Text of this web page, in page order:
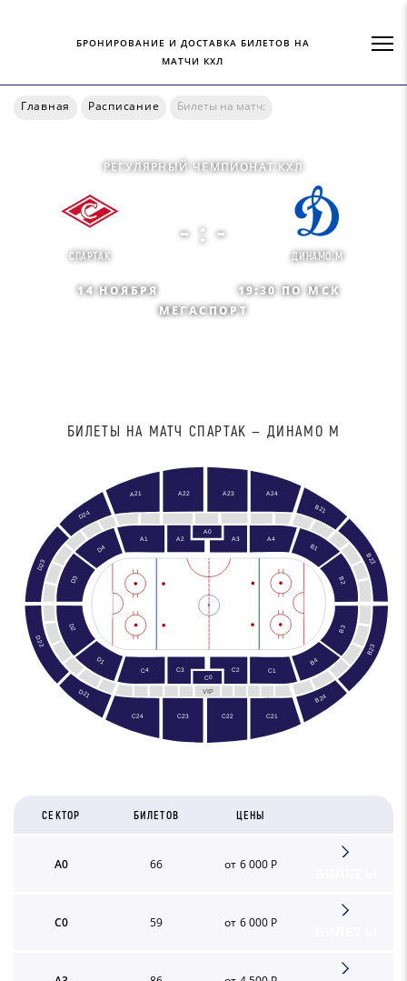
БРОНИРОВАНИЕ И ДОСТАВКА БИЛЕТОВ НА
МАТЧИ КХЛ
Главная Расписание Билеты на матч:
РЕГУЛЯРНЫЙ ЧЕМПИОНАТ КХЛ
СПАРТАК
- : -
ДИНАМО М
14 НОЯБРЯ
19:30 ПО МСК
МЕГАСПОРТ
БИЛЕТЫ НА МАТЧ СПАРТАК — ДИНАМО М
B23
B24
C21
C1
A4
B1
B2
A3
A2
A0
A1
D4
D3
B4
B3
C2
C3
C0
C4
D1
D2
C22
C23
C24
D21
D22
A24
B21
D24
D23 B22
A23
A22
A21
VIP
СЕКТОР БИЛЕТОВ ЦЕНЫ
A0 66 от 6 000 Р
C0 59 от 6 000 Р